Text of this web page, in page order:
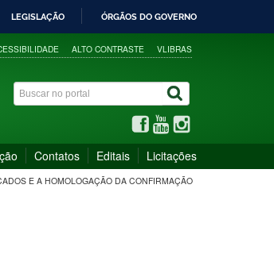
LEGISLAÇÃO ÓRGÃOS DO GOVERNO
ALTO CONTRASTE VLIBRAS
Contatos Editais Licitações
E A HOMOLOGAÇÃO DA CONFIRMAÇÃO